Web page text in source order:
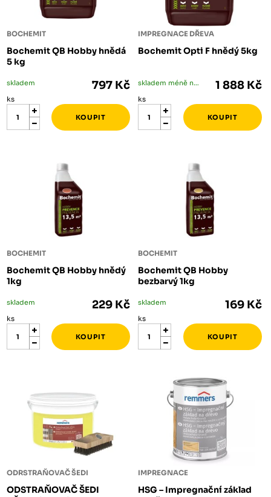
BOCHEMIT
Bochemit QB Hobby hnědá
5 kg
skladem 797 Kč
ks
IMPREGNACE DŘEVA
Bochemit Opti F hnědý 5kg
skladem méně než 5 ks 1 888 Kč
ks
BOCHEMIT
Bochemit QB Hobby hnědý
1kg
skladem 229 Kč
ks
BOCHEMIT
Bochemit QB Hobby
bezbarvý 1kg
skladem 169 Kč
ks
ODRSTRAŇOVAČ ŠEDI
ODSTRAŇOVAČ ŠEDI
IMPREGNACE
HSG – Impregnační základ